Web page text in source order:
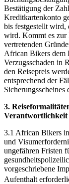
Bestätigung der
Kreditkartenkonto
bis festgestellt wird,
wird. Kommt es zur
vertretenden
African Bikers dem
Verzugsschaden in
den Reisepreis
entsprechend der
3.
Verantwortlichkeit
3.1 African Bikers
und
ungefähren Fristen
vorgeschriebene
Aufenthalt